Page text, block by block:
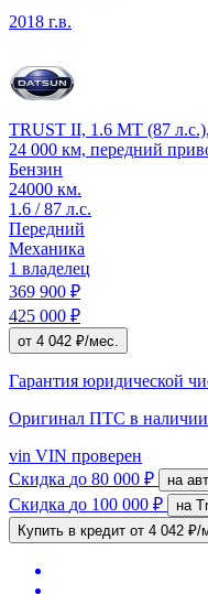
2018 г.в.
TRUST II, 1.6 MT (87
24 000 км, передний
Бензин
24000 км.
1.6 / 87 л.с.
Передний
Механика
1 владелец
369 900 ₽
425 000 ₽
от 4 042 ₽/мес.
Гарантия юридической
Оригинал ПТС в наличии
vin VIN проверен
Скидка до 80 000 ₽ на
Скидка до 100 000 ₽
Купить в кредит от 4 042 ₽/